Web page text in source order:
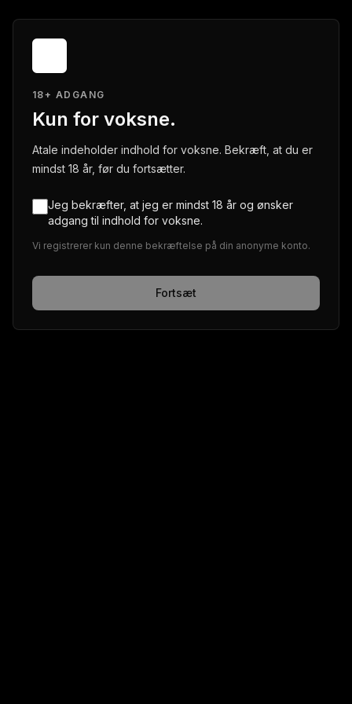
18+ ADGANG
Kun for voksne.
Atale indeholder indhold for voksne. Bekræft, at du er
mindst 18 år, før du fortsætter.
Jeg bekræfter, at jeg er mindst 18 år og ønsker
adgang til indhold for voksne.
Vi registrerer kun denne bekræftelse på din anonyme konto.
Fortsæt